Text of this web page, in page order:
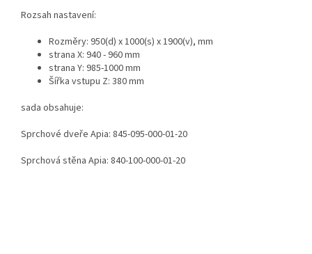
Rozsah nastavení:
Rozměry: 950(d) x 1000(s) x 1900(v), mm
strana X: 940 - 960 mm
strana Y: 985-1000 mm
Šířka vstupu Z: 380 mm
sada obsahuje:
Sprchové dveře Apia: 845-095-000-01-20
Sprchová stěna Apia: 840-100-000-01-20